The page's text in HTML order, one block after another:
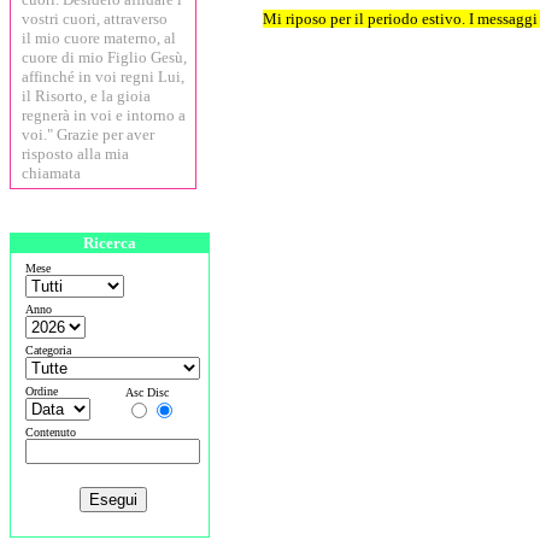
vostri cuori, attraverso
il mio cuore materno, al
cuore di mio Figlio Gesù,
affinché in voi regni Lui,
il Risorto, e la gioia
regnerà in voi e intorno a
voi." Grazie per aver
risposto alla mia
chiamata
Ricerca
Mese
Anno
Categoria
Ordine Asc Disc
Contenuto
Mi riposo per il periodo estivo. I